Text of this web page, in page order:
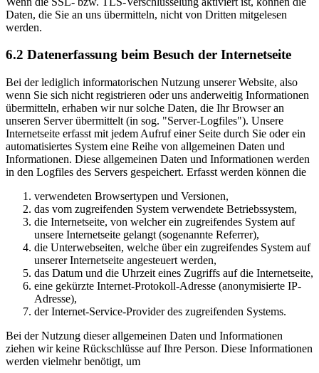
Daten, die Sie an uns übermitteln, nicht von Dritten mitgelesen
werden.
6.2 Datenerfassung beim Besuch der Internetseite
Bei der lediglich informatorischen Nutzung unserer Website, also
wenn Sie sich nicht registrieren oder uns anderweitig Informationen
übermitteln, erhaben wir nur solche Daten, die Ihr Browser an
unseren Server übermittelt (in sog. "Server-Logfiles"). Unsere
Internetseite erfasst mit jedem Aufruf einer Seite durch Sie oder ein
automatisiertes System eine Reihe von allgemeinen Daten und
Informationen. Diese allgemeinen Daten und Informationen werden
in den Logfiles des Servers gespeichert. Erfasst werden können die
verwendeten Browsertypen und Versionen,
das vom zugreifenden System verwendete Betriebssystem,
die Internetseite, von welcher ein zugreifendes System auf
unsere Internetseite gelangt (sogenannte Referrer),
die Unterwebseiten, welche über ein zugreifendes System auf
unserer Internetseite angesteuert werden,
das Datum und die Uhrzeit eines Zugriffs auf die Internetseite,
eine gekürzte Internet-Protokoll-Adresse (anonymisierte IP-
Adresse),
der Internet-Service-Provider des zugreifenden Systems.
Bei der Nutzung dieser allgemeinen Daten und Informationen
ziehen wir keine Rückschlüsse auf Ihre Person. Diese Informationen
werden vielmehr benötigt, um